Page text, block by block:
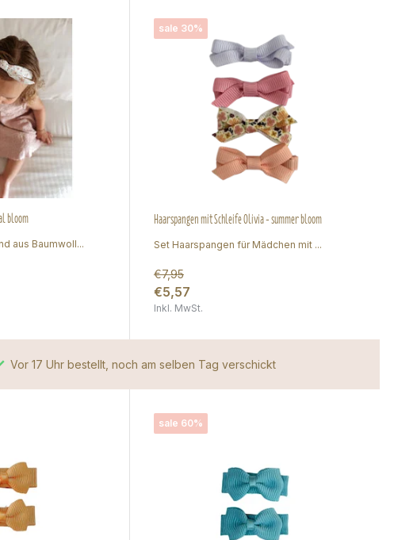
bloom
aus Baumwoll...
sale 30%
Haarspangen mit Schleife Olivia - summer bloom
Set Haarspangen für Mädchen mit ...
€7,95
€5,57
Inkl. MwSt.
Vor 17 Uhr bestellt, noch am selben Tag verschickt
sale 60%